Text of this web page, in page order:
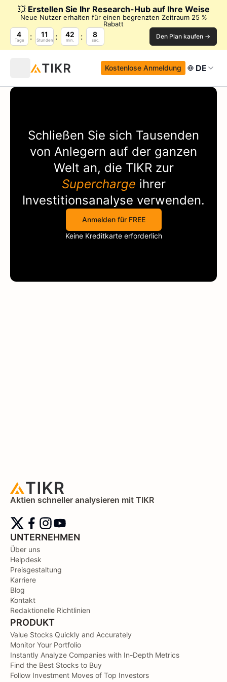
💥 Erstellen Sie Ihr Research-Hub auf Ihre Weise
Neue Nutzer erhalten für einen begrenzten Zeitraum 25 %
Rabatt
4
Tage
11
Stunden
42
min.
8
sec. Den Plan kaufen →
Kostenlose Anmeldung DE
Schließen Sie sich Tausenden
von Anlegern auf der ganzen
Welt an, die TIKRzur
Supercharge ihrer
Investitionsanalyse verwenden.
Anmelden für FREE
Keine Kreditkarte erforderlich
Aktien schneller analysieren mit TIKR
UNTERNEHMEN
Über uns
Helpdesk
Preisgestaltung
Karriere
Blog
Kontakt
Redaktionelle Richtlinien
PRODUKT
Value Stocks Quickly and Accurately
Monitor Your Portfolio
Instantly Analyze Companies with In-Depth Metrics
Find the Best Stocks to Buy
Follow Investment Moves of Top Investors